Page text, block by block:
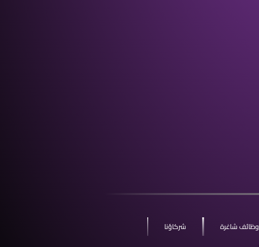
وظائف شاغرة
شركاؤنا